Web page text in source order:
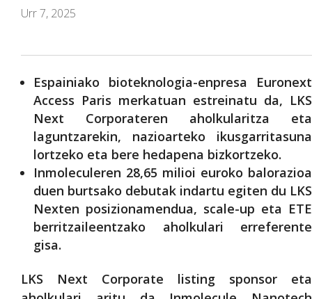
Urr 7, 2025
Espainiako bioteknologia-enpresa Euronext
Access Paris merkatuan estreinatu da, LKS
Next Corporateren aholkularitza eta
laguntzarekin, nazioarteko ikusgarritasuna
lortzeko eta bere hedapena bizkortzeko.
Inmoleculeren 28,65 milioi euroko balorazioa
duen burtsako debutak indartu egiten du LKS
Nexten posizionamendua, scale-up eta ETE
berritzaileentzako aholkulari erreferente
gisa.
LKS Next Corporate listing sponsor eta